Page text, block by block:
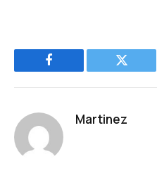
Facebook Twitter
Martinez